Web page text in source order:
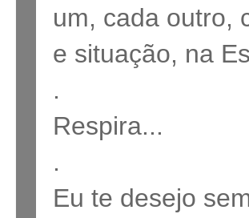
um, cada outro,
e situação, na
.
Respira...
.
Eu te desejo